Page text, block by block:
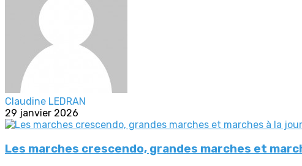
Claudine LEDRAN
29 janvier 2026
Les marches crescendo, grandes marches et